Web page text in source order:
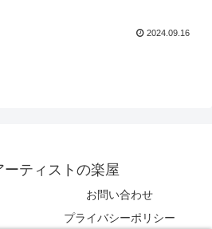
2024.09.16
ーティストの楽屋
お問い合わせ
プライバシーポリシー